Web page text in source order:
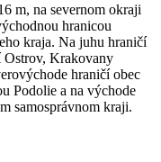
m, na severnom okraji
hranicou
kraja. Na juhu hraničí
Ostrov, Krakovany
hraničí obec
Podolie a na východe
samosprávnom kraji.